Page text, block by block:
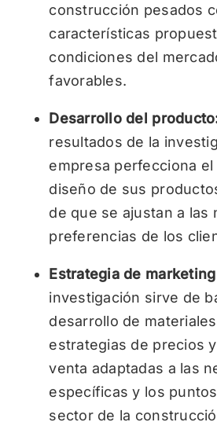
construcción pesados
características
condiciones del
favorables.
Desarrollo del
resultados de la
empresa perfecciona
diseño de sus
de que se ajustan a las
preferencias de los
Estrategia de
investigación sirve de
desarrollo de
estrategias de precios
venta adaptadas a las
específicas y los
sector de la